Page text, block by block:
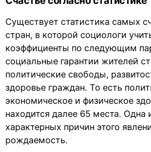
Существует статистика самых
стран, в которой социологи
коэффициенты по следующим
социальные гарантии жителей
политические свободы,
здоровье граждан. То есть
экономическое и физическое
находится далее 65 места. Одна
характерных причин этого
рождаемость.